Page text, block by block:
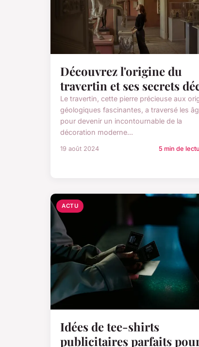
Découvrez l'origine du
travertin et ses secrets
Le travertin, cette pierre précieuse aux
géologiques fascinantes, a traversé les
pour devenir un incontournable de la
décoration moderne...
19 août 2024 5 min de
ACTU
Idées de tee-shirts
publicitaires parfaits